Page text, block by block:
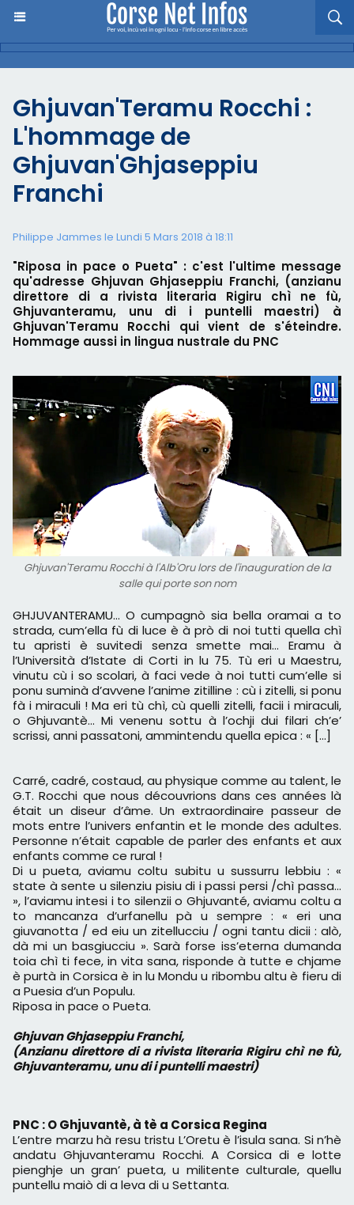
Ghjuvan'Teramu Rocchi :
L'hommage de
Ghjuvan'Ghjaseppiu
Franchi
Philippe Jammes le Lundi 5 Mars 2018 à 18:11
"Riposa in pace o Pueta" : c'est l'ultime message
qu'adresse Ghjuvan Ghjaseppiu Franchi, (anzianu
direttore di a rivista literaria Rigiru chì ne fù,
Ghjuvanteramu, unu di i puntelli maestri) à
Ghjuvan'Teramu Rocchi qui vient de s'éteindre.
Hommage aussi in lingua nustrale du PNC
Ghjuvan'Teramu Rocchi à l'Alb'Oru lors de l'inauguration de la
salle qui porte son nom
GHJUVANTERAMU… O cumpagnò sia bella oramai a to
strada, cum’ella fù di luce è à prò di noi tutti quella chì
tu apristi è suvitedi senza smette mai… Eramu à
l’Università d’Istate di Corti in lu 75. Tù eri u Maestru,
vinutu cù i so scolari, à faci vede à noi tutti cum’elle si
ponu suminà d’avvene l’anime zitilline : cù i zitelli, si ponu
fà i miraculi ! Ma eri tù chì, cù quelli zitelli, facii i miraculi,
o Ghjuvantè… Mi venenu sottu à l’ochji dui filari ch’e’
scrissi, anni passatoni, ammintendu quella epica : « […]
Carré, cadré, costaud, au physique comme au talent, le
G.T. Rocchi que nous découvrions dans ces années là
était un diseur d’âme. Un extraordinaire passeur de
mots entre l’univers enfantin et le monde des adultes.
Personne n’était capable de parler des enfants et aux
enfants comme ce rural !
Di u pueta, aviamu coltu subitu u sussurru lebbiu : «
state à sente u silenziu pisiu di i passi persi /chì passa…
», l’aviamu intesi i to silenzii o Ghjuvanté, aviamu coltu a
to mancanza d’urfanellu pà u sempre : « eri una
giuvanotta / ed eiu un zitellucciu / ogni tantu dicii : alò,
dà mi un basgiucciu ». Sarà forse iss’eterna dumanda
toia chì ti fece, in vita sana, risponde à tutte e chjame
è purtà in Corsica è in lu Mondu u ribombu altu è fieru di
a Puesia d’un Populu.
Riposa in pace o Pueta.
Ghjuvan Ghjaseppiu Franchi,
(Anzianu direttore di a rivista literaria Rigiru chì ne fù,
Ghjuvanteramu, unu di i puntelli maestri)
PNC : O Ghjuvantè, à tè a Corsica Regina
L’entre marzu hà resu tristu L’Oretu è l’isula sana. Si n’hè
andatu Ghjuvanteramu Rocchi. A Corsica di e lotte
pienghje un gran’ pueta, u militente culturale, quellu
puntellu maiò di a leva di u Settanta.